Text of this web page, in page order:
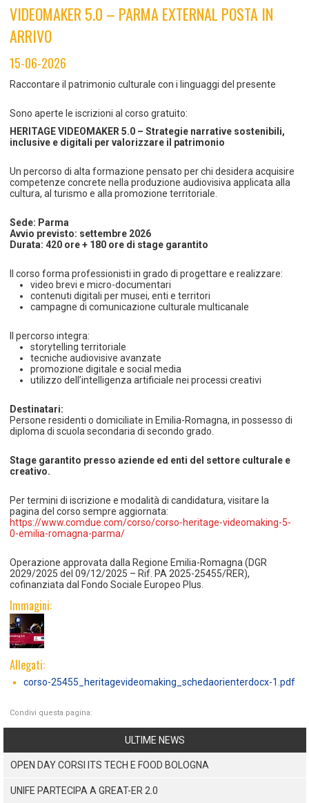
Coordinamento Provinciale Ferrarese Informagiovani
VIDEOMAKER 5.0 – PARMA EXTERNAL POSTA IN
ARRIVO
15-06-2026
Raccontare il patrimonio culturale con i linguaggi del presente
Sono aperte le iscrizioni al corso gratuito:
HERITAGE VIDEOMAKER 5.0 – Strategie narrative sostenibili,
inclusive e digitali per valorizzare il patrimonio
Un percorso di alta formazione pensato per chi desidera acquisire
competenze concrete nella produzione audiovisiva applicata alla
cultura, al turismo e alla promozione territoriale.
Sede: Parma
Avvio previsto: settembre 2026
Durata: 420 ore + 180 ore di stage garantito
Il corso forma professionisti in grado di progettare e realizzare:
video brevi e micro-documentari
contenuti digitali per musei, enti e territori
campagne di comunicazione culturale multicanale
Il percorso integra:
storytelling territoriale
tecniche audiovisive avanzate
promozione digitale e social media
utilizzo dell’intelligenza artificiale nei processi creativi
Destinatari:
Persone residenti o domiciliate in Emilia-Romagna, in possesso di
diploma di scuola secondaria di secondo grado.
Stage garantito presso aziende ed enti del settore culturale e
creativo.
Per termini di iscrizione e modalità di candidatura, visitare la
pagina del corso sempre aggiornata:
https://www.comdue.com/corso/corso-heritage-videomaking-5-
0-emilia-romagna-parma/
Operazione approvata dalla Regione Emilia-Romagna (DGR
2029/2025 del 09/12/2025 – Rif. PA 2025-25455/RER),
cofinanziata dal Fondo Sociale Europeo Plus.
Immagini:
Allegati:
corso-25455_heritagevideomaking_schedaorienterdocx-1.pdf
Condivi questa pagina:
ULTIME NEWS
OPEN DAY CORSI ITS TECH E FOOD BOLOGNA
UNIFE PARTECIPA A GREAT-ER 2.0